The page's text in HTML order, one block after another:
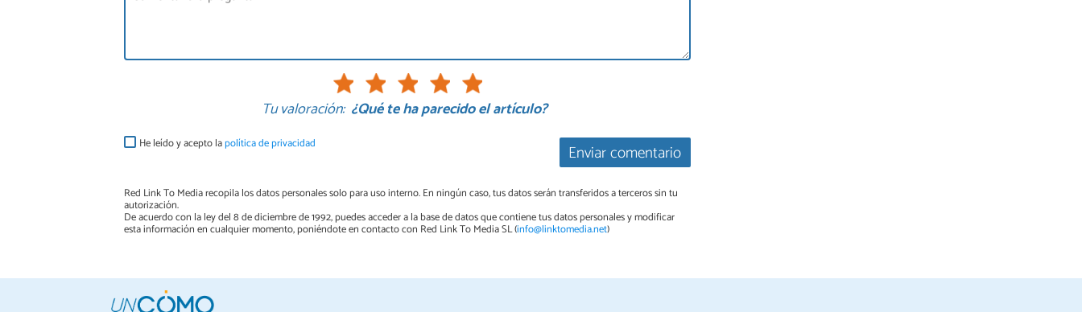
Tu valoración: ¿Qué te ha parecido el artículo?
Enviar comentario
He leído y acepto lapolítica de privacidad
Red Link To Media recopila los datos personales solo para uso interno. En ningún caso, tus datos serán transferidos a terceros sin tu
autorización.
De acuerdo con la ley del 8 de diciembre de 1992, puedes acceder a la base de datos que contiene tus datos personales y modificar
esta información en cualquier momento, poniéndote en contacto con Red Link To Media SL (info@linktomedia.net)